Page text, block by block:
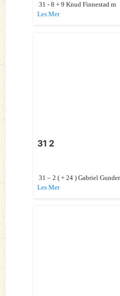
31 - 8 + 9 Knud Finnestad m
Les Mer
31 2
31 – 2 ( + 24 ) Gabriel
Les Mer